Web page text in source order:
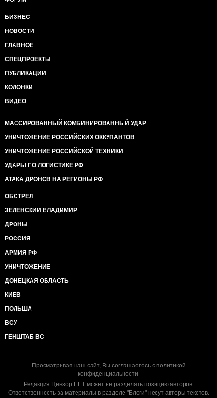
БИЗНЕС
НОВОСТИ
ГЛАВНОЕ
СПЕЦПРОЕКТЫ
ПУБЛИКАЦИИ
КОЛОНКИ
ВИДЕО
МАССИРОВАННЫЙ КОМБИНИРОВАННЫЙ УДАР
УНИЧТОЖЕНИЕ РОССИЙСКИХ ОККУПАНТОВ
УНИЧТОЖЕНИЕ РОССИЙСКОЙ ТЕХНИКИ
УДАРЫ ПО ЛОГИСТИКЕ РФ
АТАКА ДРОНОВ НА РЕГИОНЫ РФ
ОБСТРЕЛ
ЗЕЛЕНСКИЙ ВЛАДИМИР
ДРОНЫ
РОССИЯ
АРМИЯ РФ
УНИЧТОЖЕНИЕ
ДОНЕЦКАЯ ОБЛАСТЬ
КИЕВ
ПОЛЬША
ВСУ
ГЕНШТАБ ВС
Просматривая наш сайт, Вы соглашаетесь с политикой
конфиденциальности.
Редакция Цензор.НЕТ может не разделять позицию авторов.
Ответственность за материалы в разделе "Блоги" несут авторы текстов.